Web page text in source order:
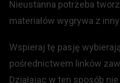
Nieustanna potrzeba
materiałów wygrywa z
Wspieraj tę pasję
pośrednictwem linków
Działając w ten sposób